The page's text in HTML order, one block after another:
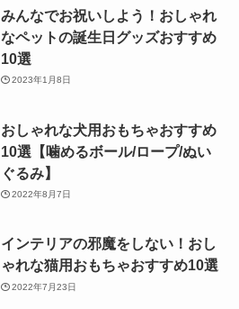
みんなでお祝いしよう！おしゃれ
なペットの誕生日グッズおすすめ
10選
2023年1月8日
おしゃれな犬用おもちゃおすすめ
10選【噛めるボール/ロープ/ぬい
ぐるみ】
2022年8月7日
インテリアの邪魔をしない！おし
ゃれな猫用おもちゃおすすめ10選
2022年7月23日